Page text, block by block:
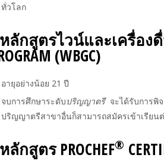
ทั่วโลก
ลักสูตรไวน์และเครื่องดื่ม
(WBGC)
อายุอย่างน้อย 21 ปี
จบการศึกษาระดับปริญญาตรีจะได้รับการพิจ
ปริญญาตรีสาขาอื่นก็สามารถสมัครเข้าเรียน
ลักสูตร PROCHEF®